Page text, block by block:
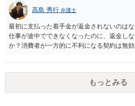
高島 秀行 弁護士
最初に支払った着手金が返金されないのは
仕事が途中でできなくなったのに、返金し
か？消費者が一方的に不利になる契約は
務があると思います。 倒れた弁護士が所
れた方がよいと思います。 倒れた弁護士
すが、 判断能力があり、復代理を倒れた
選任したのか 即ち、復代理人の選任は有
もっとみる